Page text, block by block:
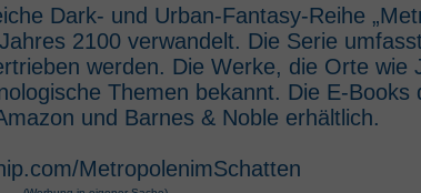
Dark- und Urban-Fantasy-Reihe
2100 verwandelt. Die Serie
werden. Die Werke, die Orte wie
Themen bekannt. Die E-
und Barnes & Noble erhältlich.
MetropolenimSchatten